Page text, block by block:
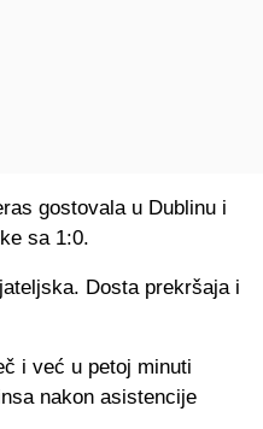
gostovala u Dublinu i
sa 1:0.
Dosta prekršaja i
i već u petoj minuti
nakon asistencije